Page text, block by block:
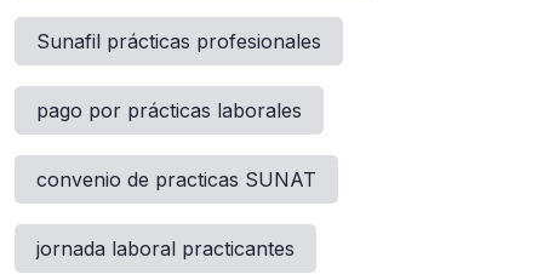
Sunafil prácticas profesionales
pago por prácticas laborales
convenio de practicas SUNAT
jornada laboral practicantes